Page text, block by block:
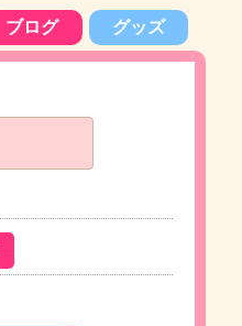
ブログ グッズ